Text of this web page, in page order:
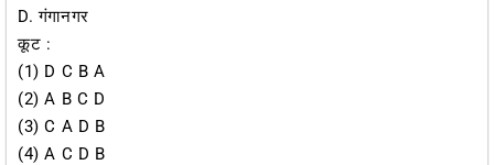
D. गंगानगर
कूट :
(1) D C B A
(2) A B C D
(3) C A D B
(4) A C D B